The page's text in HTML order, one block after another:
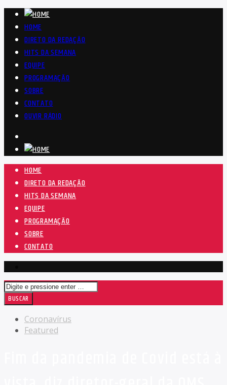
HOME
DIRETO DA REDAÇÃO
HITS DA SEMANA
EQUIPE
PROGRAMAÇÃO
SOBRE
CONTATO
OUVIR RÁDIO
HOME
DIRETO DA REDAÇÃO
HITS DA SEMANA
EQUIPE
PROGRAMAÇÃO
SOBRE
CONTATO
Coronavírus
Featured